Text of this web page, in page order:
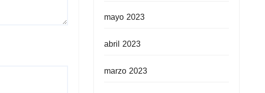
mayo 2023
abril 2023
marzo 2023